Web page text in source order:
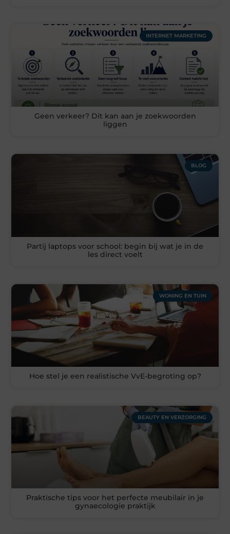
INTERNET MARKETING
Geen verkeer? Dit kan aan je zoekwoorden
liggen
BLOG
Partij laptops voor school: begin bij wat je in de
les direct voelt
WONING EN TUIN
Hoe stel je een realistische VvE-begroting op?
BEAUTY EN VERZORGING
Praktische tips voor het perfecte meubilair in je
gynaecologie praktijk